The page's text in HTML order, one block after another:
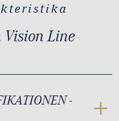
Line
-